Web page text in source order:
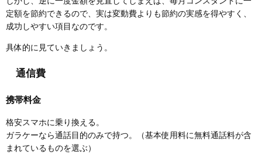
定額を節約できるので、実は変動費よりも節約の実感を得やすく、
成功しやすい項目なのです。
具体的に見ていきましょう。
通信費
携帯料金
格安スマホに乗り換える。
ガラケーなら通話目的のみで持つ。（基本使用料に無料通話料が含
まれているものを選ぶ）